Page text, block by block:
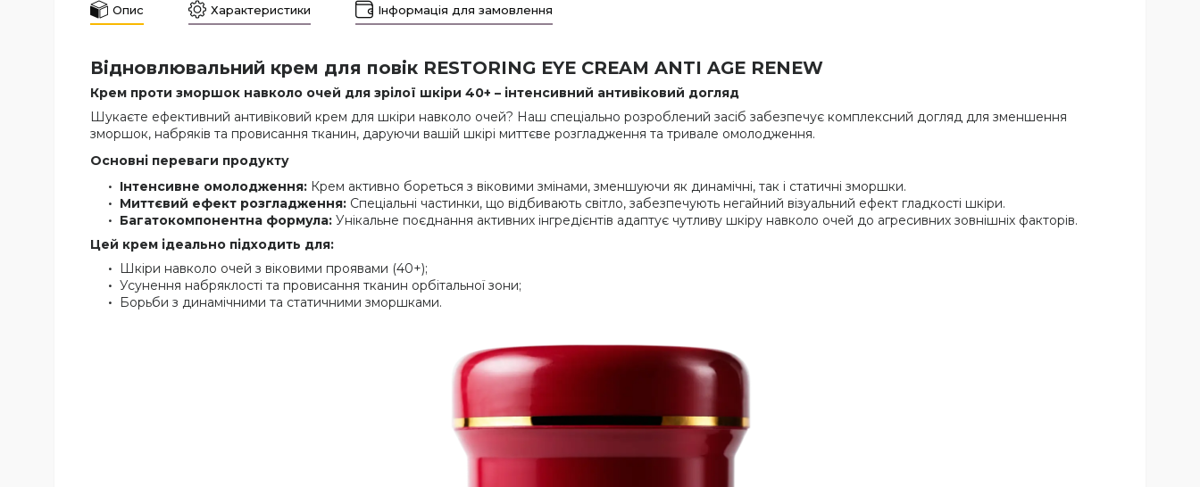
Опис Характеристики Інформація для замовлення
Відновлювальний крем для повік RESTORING EYE CREAM ANTI AGE RENEW
Крем проти зморшок навколо очей для зрілої шкіри 40+ – інтенсивний антивіковий догляд
Шукаєте ефективний антивіковий крем для шкіри навколо очей? Наш спеціально розроблений засіб забезпечує комплексний догляд для зменшення
зморшок, набряків та провисання тканин, даруючи вашій шкірі миттєве розгладження та тривале омолодження.
Основні переваги продукту
Інтенсивне омолодження: Крем активно бореться з віковими змінами, зменшуючи як динамічні, так і статичні зморшки.
Миттєвий ефект розгладження: Спеціальні частинки, що відбивають світло, забезпечують негайний візуальний ефект гладкості шкіри.
Багатокомпонентна формула: Унікальне поєднання активних інгредієнтів адаптує чутливу шкіру навколо очей до агресивних зовнішніх факторів.
Цей крем ідеально підходить для:
Шкіри навколо очей з віковими проявами (40+);
Усунення набряклості та провисання тканин орбітальної зони;
Борьби з динамічними та статичними зморшками.